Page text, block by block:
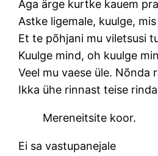
Aga ärge kurtke kauem
Astke ligemale, kuulge,
Et te põhjani mu viletsusi
Kuulge mind, oh kuulge
Veel mu vaese üle. Nõnda
Ikka ühe rinnast teise
Mereneitsite koor.
Ei sa vastupanejale